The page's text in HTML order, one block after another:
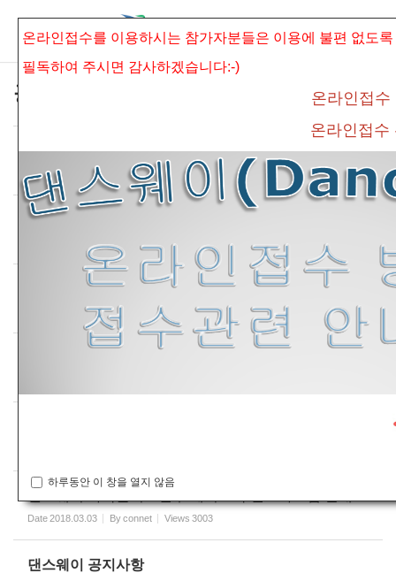
공지사항
*안전교육수료증 제출방법 안내*
Date2024.03.08 admin Views 2448
*온라인 접수방법 및 접수관련 안내 공지*
By Views
*필독* 온라인접수 관련안내 공지
2019.03.01 By 12601
Date2018.03.03 Byconnet Views 3003
댄스웨이 공지사항
온라인접수를 이용하시는 참가자분들은 이용에 불편 없도록
필독하여 주시면 감사하겠습니다:-)
온라인접수
온라인접
하루동안 이 창을 열지 않음
Sketchbook5, 스케치북5
Sketchbook5, 스케치북5